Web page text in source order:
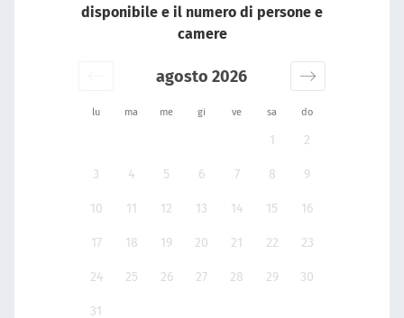
disponibile e il numero di persone e
camere
lu ma me gi ve sa do
agosto 2026
1 2
3 4 5 6 7 8 9
10 11 12 13 14 15 16
17 18 19 20 21 22 23
24 25 26 27 28 29 30
31